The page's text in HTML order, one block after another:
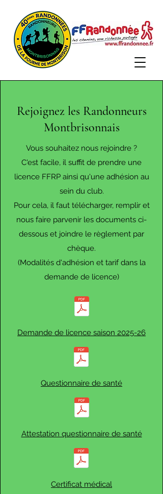
Rejoignez les Randonneurs
Montbrisonnais
Vous souhaitez nous rejoindre ?
C'est facile, il suffit de prendre une
licence FFRP ainsi qu'une adhésion au
sein du club.
Pour cela, il faut télécharger, remplir et
nous faire parvenir les documents ci-
dessous et joindre le règlement par
chèque.
(Modalités d'adhésion et tarif dans la
demande de licence)
Demande de licence saison 2025-26
Questionnaire de santé
Attestation questionnaire de santé
Certificat médical